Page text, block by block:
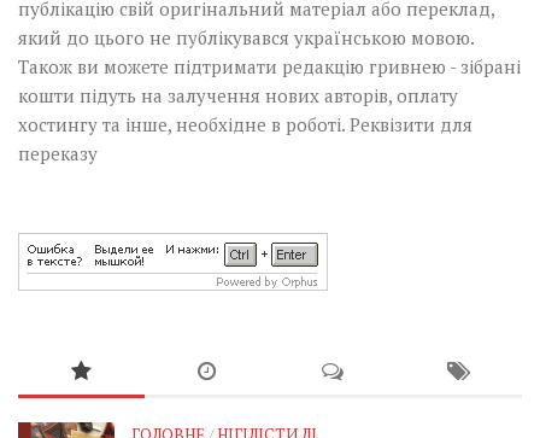
публікацію свій оригінальний матеріал або переклад,
який до цього не публікувався українською мовою.
Також ви можете підтримати редакцію гривнею - зібрані
кошти підуть на залучення нових авторів, оплату
хостингу та інше, необхідне в роботі. Реквізити для
переказу